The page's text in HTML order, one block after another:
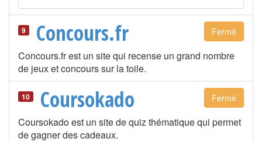
9 Concours.fr Fermé
Concours.fr est un site qui recense un grand nombre
de jeux et concours sur la toile.
10 Coursokado Fermé
Coursokado est un site de quiz thématique qui permet
de gagner des cadeaux.